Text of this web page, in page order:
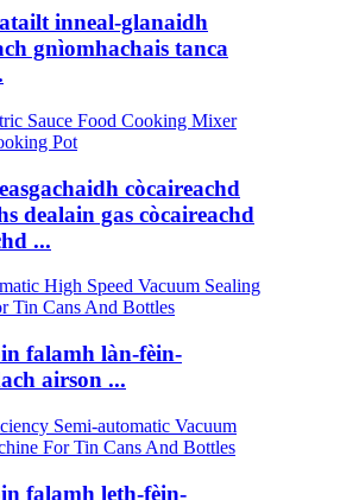
inneal-glanaidh
gnìomhachais tanca
còcaireachd
dealain gas còcaireachd
...
falamh làn-fèin-
airson ...
falamh leth-fèin-